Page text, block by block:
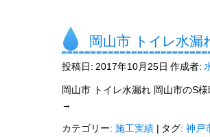
岡山市 トイレ水漏
投稿日: 2017年10月25日 作成者:
岡山市 トイレ水漏れ 岡山市のS
→
カテゴリー: 施工実績 | タグ: 神戸